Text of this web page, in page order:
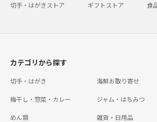
切手・はがきストア ギフトストア 食
カテゴリから探す
切手・はがき 海鮮お取り寄せ
梅干し・惣菜・カレー ジャム・はちみつ
めん類 雑貨・日用品